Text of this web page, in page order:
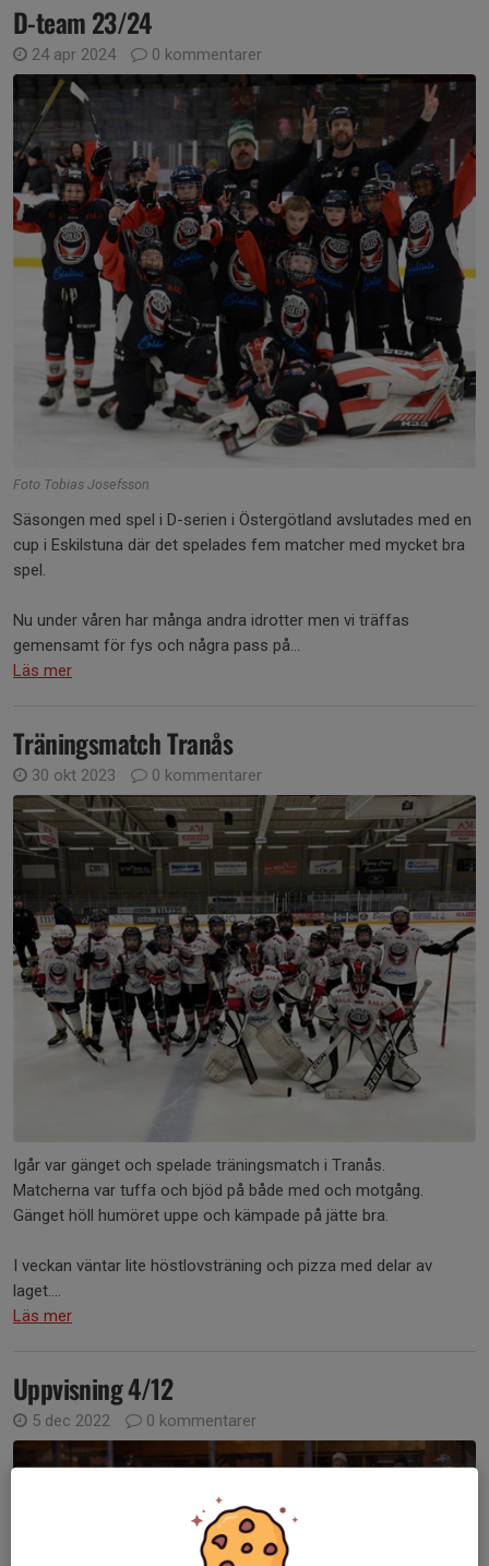
D-team 23/24
24 apr 2024 0 kommentarer
Foto Tobias Josefsson
Säsongen med spel i D-serien i Östergötland avslutades med en
cup i Eskilstuna där det spelades fem matcher med mycket bra
spel.
Nu under våren har många andra idrotter men vi träffas
gemensamt för fys och några pass på...
Läs mer
Träningsmatch Tranås
30 okt 2023 0 kommentarer
Igår var gänget och spelade träningsmatch i Tranås.
Matcherna var tuffa och bjöd på både med och motgång.
Gänget höll humöret uppe och kämpade på jätte bra.
I veckan väntar lite höstlovsträning och pizza med delar av
laget....
Läs mer
Uppvisning 4/12
5 dec 2022 0 kommentarer